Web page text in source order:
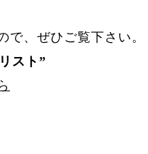
で、ぜひご覧下さい。
スト”